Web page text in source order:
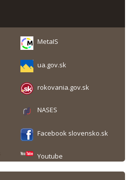
MetaIS
ua.gov.sk
rokovania.gov.sk
NASES
Facebook slovensko.sk
Youtube